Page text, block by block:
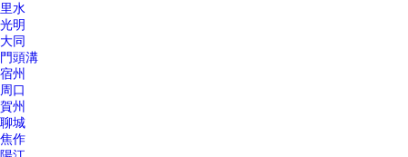
里水
光明
大同
門頭溝
宿州
周口
賀州
聊城
焦作